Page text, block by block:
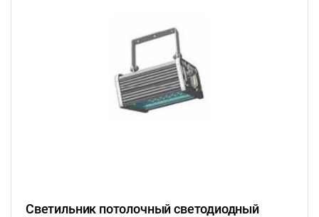
Светильник потолочный светодиодный